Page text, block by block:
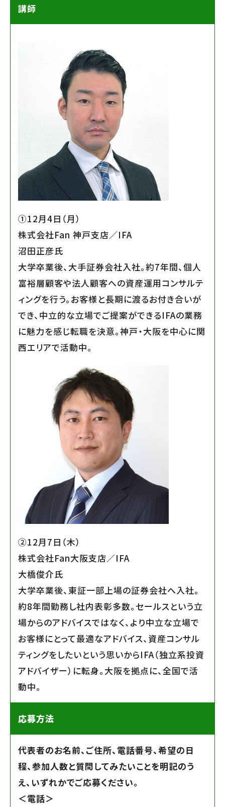
講師
①12月4日（月）
株式会社Fan 神戸支店／IFA
沼田正彦氏
大学卒業後、大手証券会社入社。約7年間、個人
富裕層顧客や法人顧客への資産運用コンサルテ
ィングを行う。お客様と長期に渡るお付き合いが
でき、中立的な立場でご提案ができるIFAの業務
に魅力を感じ転職を決意。神戸・大阪を中心に関
西エリアで活動中。
②12月7日（木）
株式会社Fan大阪支店／IFA
大橋俊介氏
大学卒業後、東証一部上場の証券会社へ入社。
約8年間勤務し社内表彰多数。セールスという立
場からのアドバイスではなく、より中立な立場で
お客様にとって最適なアドバイス、資産コンサル
ティングをしたいという思いからIFA（独立系投資
アドバイザー）に転身。大阪を拠点に、全国で活
動中。
応募方法
代表者のお名前、ご住所、電話番号、希望の日
程、参加人数と質問してみたいことを明記のう
え、いずれかでご応募ください。
＜電話＞